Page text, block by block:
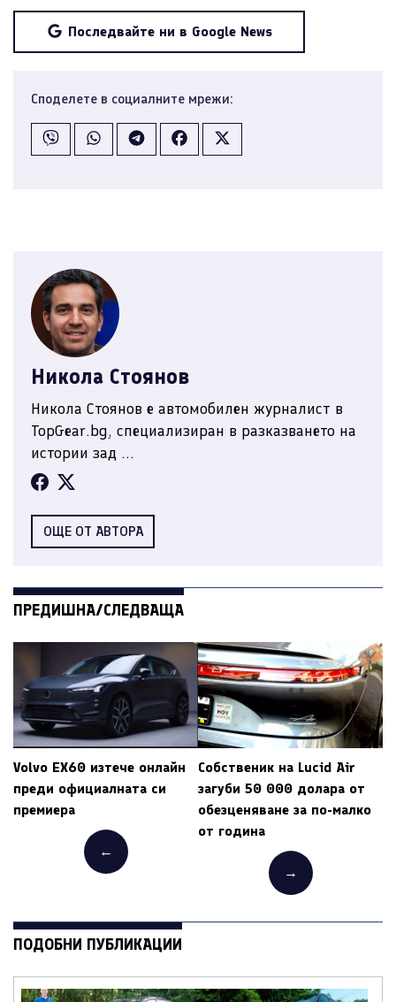
Последвайте ни в Google News
Споделете в социалните мрежи:
Никола Стоянов
Никола Стоянов е автомобилен журналист в
TopGear.bg, специализиран в разказването на
истории зад ...
ОЩЕ ОТ АВТОРА
ПРЕДИШНА/СЛЕДВАЩА
Volvo EX60 изтече онлайн
преди официалната си
премиера
←
Собственик на Lucid Air
загуби 50 000 долара от
обезценяване за по-малко
от година
→
ПОДОБНИ ПУБЛИКАЦИИ